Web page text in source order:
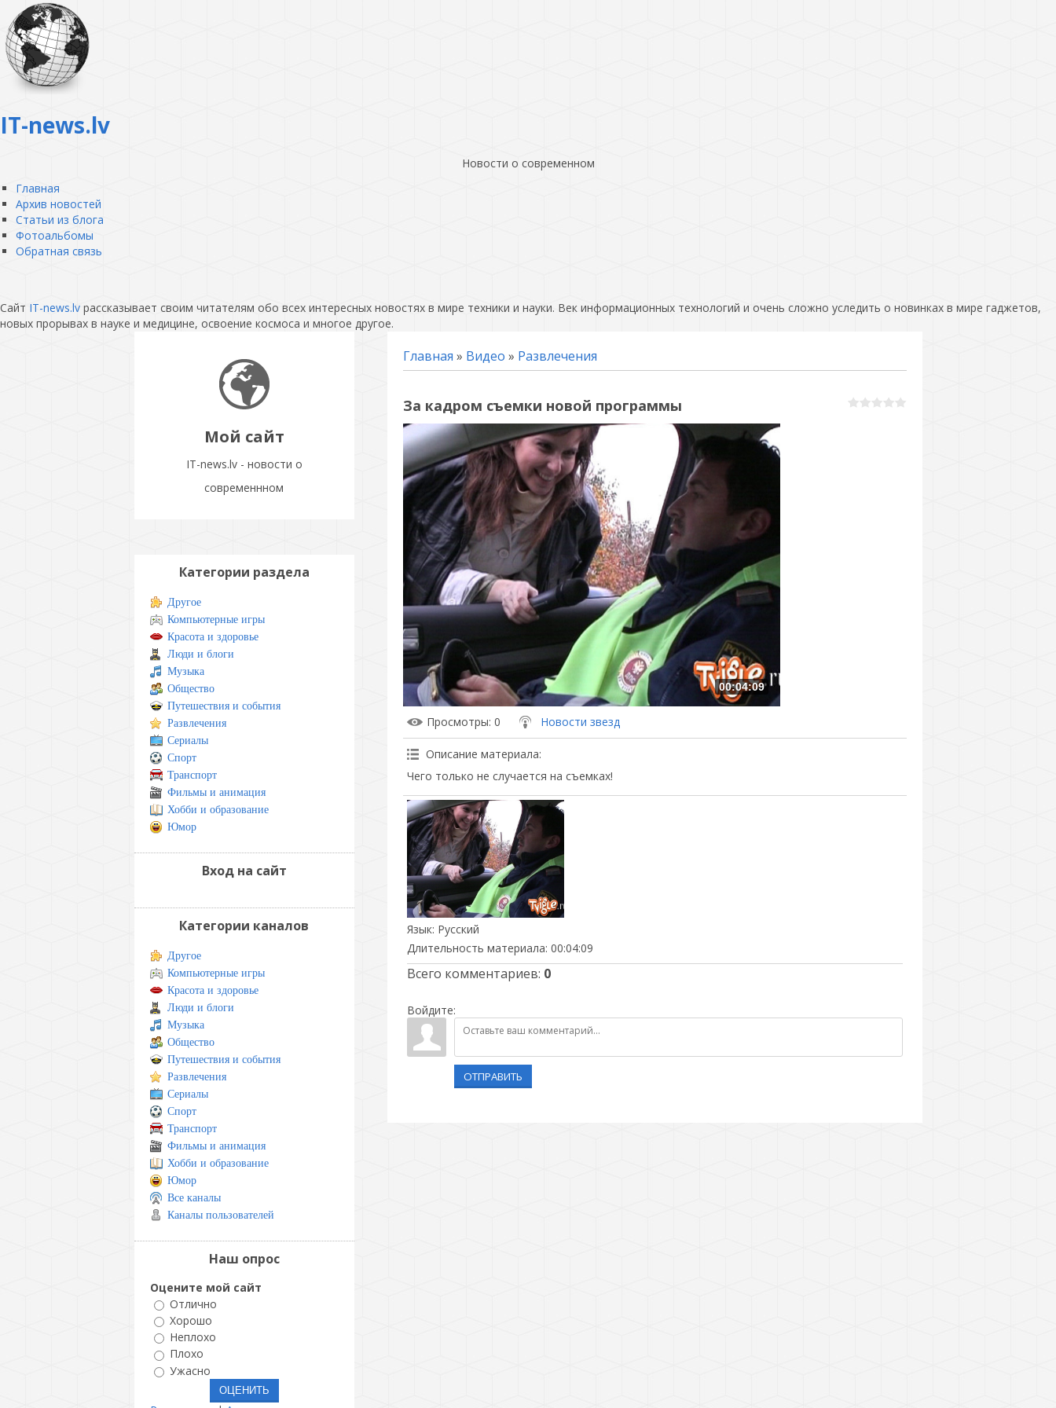
IT-news.lv
Новости о современном
Главная
Архив новостей
Статьи из блога
Фотоальбомы
Обратная связь
Сайт IT-news.lv рассказывает своим читателям обо всех интересных новостях в мире техники и науки. Век информационных технологий и очень сложно уследить о новинках в мире гаджетов,
новых прорывах в науке и медицине, освоение космоса и многое другое.
Мой сайт
IT-news.lv - новости о
современнном
Главная » Видео » Развлечения
За кадром съемки новой программы
00:04:09
Просмотры: 0 Новости звезд
Описание материала:
Чего только не случается на съемках!
Язык: Русский
Длительность материала: 00:04:09
Всего комментариев: 0
Войдите:
ОТПРАВИТЬ
Категории раздела
Другое
Компьютерные игры
Красота и здоровье
Люди и блоги
Музыка
Общество
Путешествия и события
Развлечения
Сериалы
Спорт
Транспорт
Фильмы и анимация
Хобби и образование
Юмор
Вход на сайт
Категории каналов
Другое
Компьютерные игры
Красота и здоровье
Люди и блоги
Музыка
Общество
Путешествия и события
Развлечения
Сериалы
Спорт
Транспорт
Фильмы и анимация
Хобби и образование
Юмор
Все каналы
Каналы пользователей
Наш опрос
Оцените мой сайт
Отлично
Хорошо
Неплохо
Плохо
Ужасно